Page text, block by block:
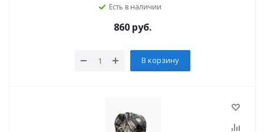
Есть в наличии
860 руб.
В корзину